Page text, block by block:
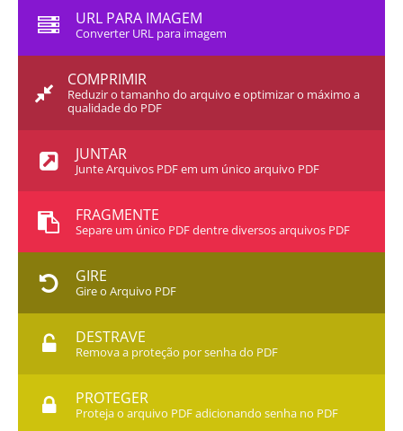
URL PARA IMAGEM
Converter URL para imagem
COMPRIMIR
Reduzir o tamanho do arquivo e optimizar o máximo a
qualidade do PDF
JUNTAR
Junte Arquivos PDF em um único arquivo PDF
FRAGMENTE
Separe um único PDF dentre diversos arquivos PDF
GIRE
Gire o Arquivo PDF
DESTRAVE
Remova a proteção por senha do PDF
PROTEGER
Proteja o arquivo PDF adicionando senha no PDF